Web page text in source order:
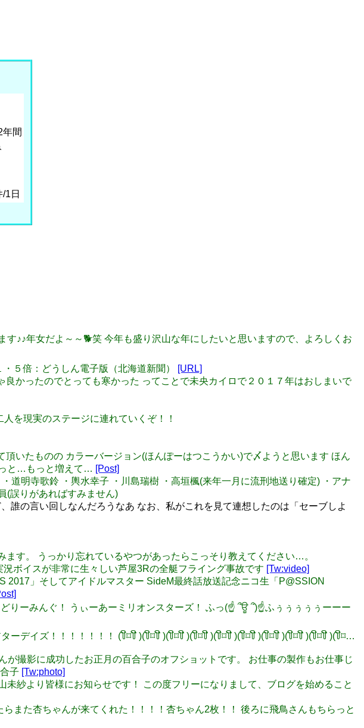
年間
/1日
♪♪年女だよ～～🐕笑 今年も盛り沢山な年にしたいと思いますので、よろしくお
５倍：どうしん電子版（北海道新聞） [URL]
かったのでとっても寒かった ってことで未央カイロで２０１７年はおしまいで
を現実のステージに連れていくぞ！！
いたものの カラーバージョン(ほんぽーはつこうかい)で〆ようと思います ほん
と…もっと増えて… [Post]
道明寺歌鈴 ・輿水幸子 ・川島瑞樹 ・高垣楓(来年一月に流刑地送り確定) ・アナ
(誤りがあればすみません)
誰の言い回しなんだろうなあ なお、私がこれを見て連想したのは「セーブしよ
す。 うっかり忘れているやつがあったらこっそり教えてください…。
ボイスが非常に生々しい芦屋3Rの全艇フライング事故です [Tw:video]
」そしてアイドルマスター SideM最終話放送記念ニコ生「P@SSION
りーみんぐ！ うぃーあーミリオンスターズ！ ふっ(☝ ՞ਊ ՞)☝ふぅぅぅぅぅーーー
！！！！！！ (꒦ິ⌑꒦ີ )(꒦ິ⌑꒦ີ )(꒦ິ⌑꒦ີ )(꒦ິ⌑꒦ີ )(꒦ິ⌑꒦ີ )(꒦ິ⌑꒦ີ )(꒦ິ⌑꒦ີ )(꒦ິ⌑꒦ີ )(꒦ິ⌑꒦ີ )(꒦ິ⌑…
撮影に成功したお正月の百合子のオフショットです。 お仕事の製作もお仕事じ
子 [Tw:photo]
紗より皆様にお知らせです！ この度フリーになりまして、ブログを始めること
また杏ちゃんが来てくれた！！！！杏ちゃん2枚！！ 後ろに飛鳥さんもちらっと